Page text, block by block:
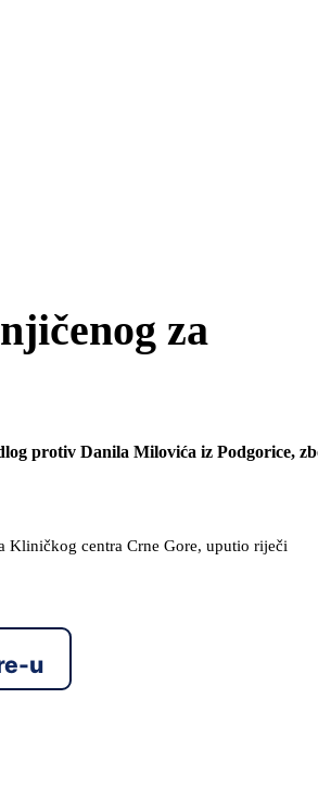
za
protiv Danila Milovića iz Podgorice,
Kliničkog centra Crne Gore, uputio riječi
u